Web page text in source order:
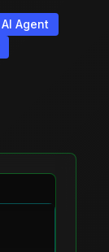
AI Agent